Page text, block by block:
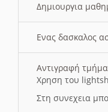
Δημιουργια
Ενας δασκαλος
Αντιγραφή
Χρηση του
Στη συνεχεια